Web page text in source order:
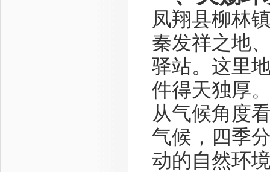
凤翔县柳林
秦发祥之地
驿站。这里
件得天独厚
从气候角度
气候，四季
动的自然环